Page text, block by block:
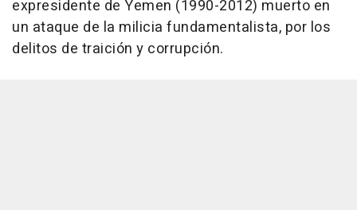
expresidente de Yemen (1990-2012) muerto en
un ataque de la milicia fundamentalista, por los
delitos de traición y corrupción.